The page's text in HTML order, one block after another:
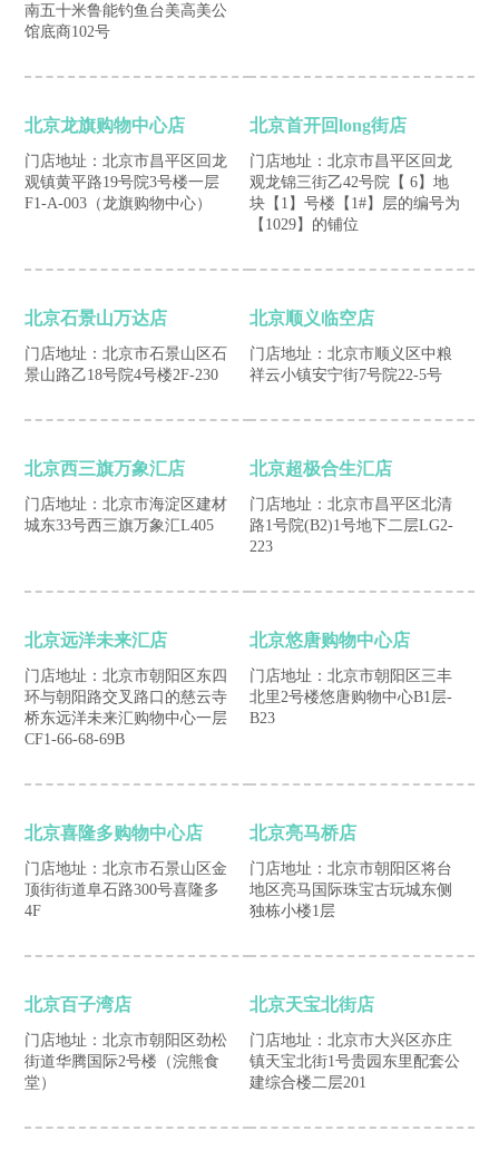
南五十米鲁能钓鱼台美高美公
馆底商102号
北京龙旗购物中心店
门店地址：北京市昌平区回龙
观镇黄平路19号院3号楼一层
F1-A-003（龙旗购物中心）
北京首开回long街店
门店地址：北京市昌平区回龙
观龙锦三街乙42号院【 6】地
块【1】号楼【1#】层的编号为
【1029】的铺位
北京石景山万达店
门店地址：北京市石景山区石
景山路乙18号院4号楼2F-230
北京顺义临空店
门店地址：北京市顺义区中粮
祥云小镇安宁街7号院22-5号
北京西三旗万象汇店
门店地址：北京市海淀区建材
城东33号西三旗万象汇L405
北京超极合生汇店
门店地址：北京市昌平区北清
路1号院(B2)1号地下二层LG2-
223
北京远洋未来汇店
门店地址：北京市朝阳区东四
环与朝阳路交叉路口的慈云寺
桥东远洋未来汇购物中心一层
CF1-66-68-69B
北京悠唐购物中心店
门店地址：北京市朝阳区三丰
北里2号楼悠唐购物中心B1层-
B23
北京喜隆多购物中心店
门店地址：北京市石景山区金
顶街街道阜石路300号喜隆多
4F
北京亮马桥店
门店地址：北京市朝阳区将台
地区亮马国际珠宝古玩城东侧
独栋小楼1层
北京百子湾店
门店地址：北京市朝阳区劲松
街道华腾国际2号楼（浣熊食
堂）
北京天宝北街店
门店地址：北京市大兴区亦庄
镇天宝北街1号贵园东里配套公
建综合楼二层201